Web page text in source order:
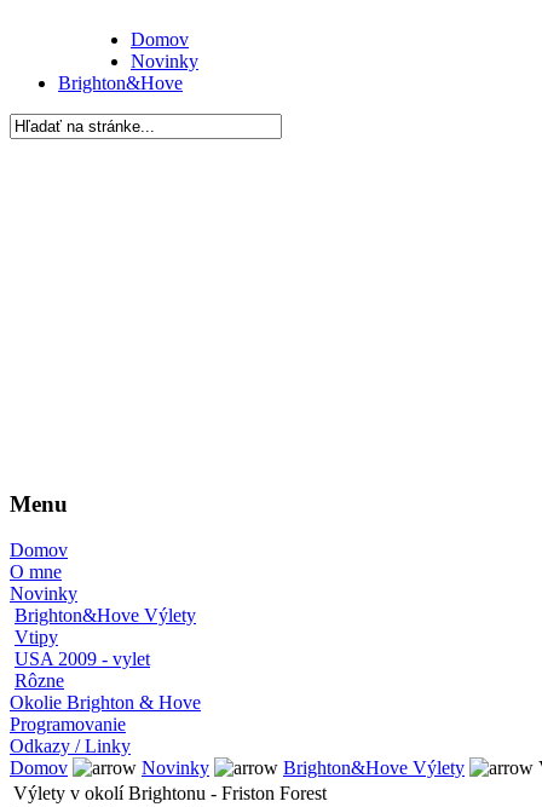
Domov
Novinky
Brighton&Hove
Menu
Domov
O mne
Novinky
Brighton&Hove Výlety
Vtipy
USA 2009 - vylet
Rôzne
Okolie Brighton & Hove
Programovanie
Odkazy / Linky
Domov
Novinky Brighton&Hove Výlety
Výlety v okolí Brightonu - Friston Forest